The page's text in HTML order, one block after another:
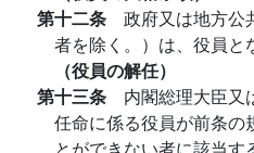
第十二条 政府又は地方公
者を除く。）は、役員と
（役員の解任）
第十三条 内閣総理大臣又
任命に係る役員が前条の